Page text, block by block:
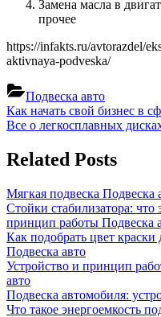
Замена масла в
прочее
https://infakts.ru/avtorazdel/
aktivnaya-podveska/
Подвеска авто
Навигация
по
записям
Previous
Post:
Как начать свой бизнес в
Next
Все о легкосплавных
Related Posts
Мягкая подвеска Подвеска
Стойки стабилизатора: что
принцип работы Подвеска
Как подобрать цвет
Подвеска авто
Устройство и принцип
авто
Подвеска автомобиля:
Что такое энергоемкость